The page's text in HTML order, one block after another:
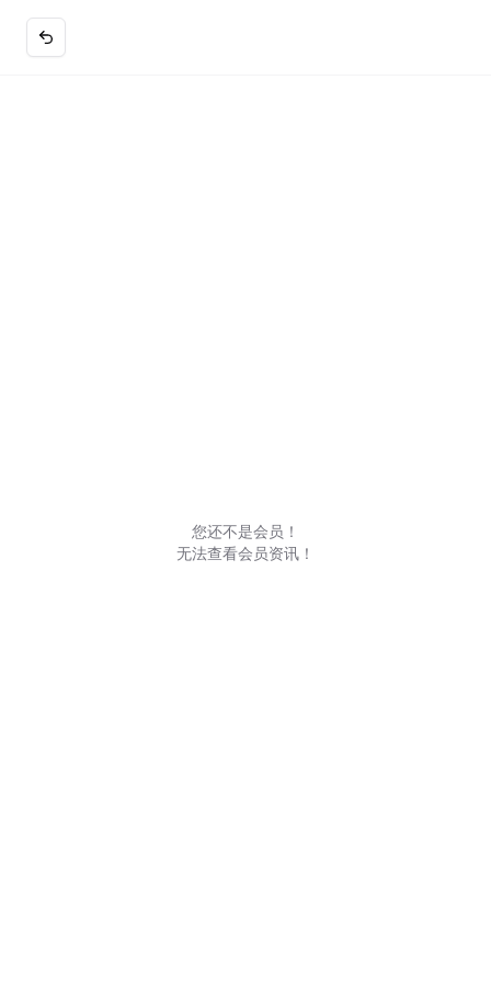
您还不是会员！
无法查看会员资讯！